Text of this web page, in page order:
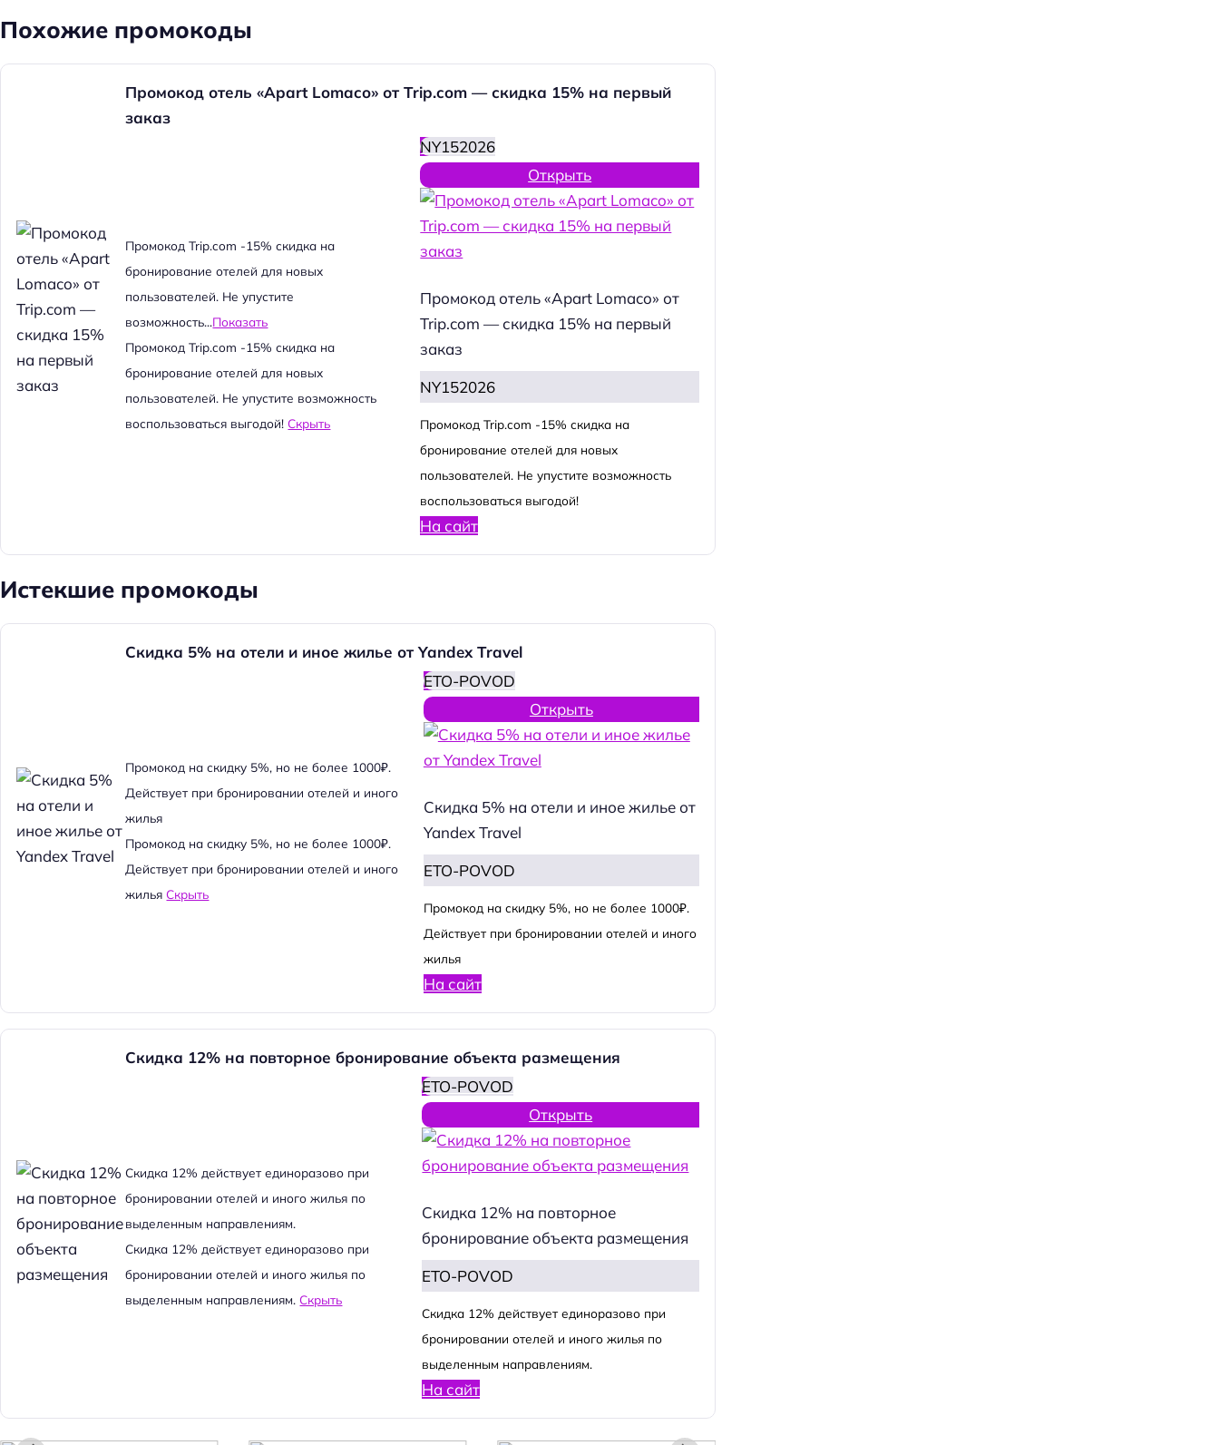
Похожие промокоды
Промокод отель «Apart Lomaco» от Trip.com — скидка 15% на первый
заказ
Промокод Trip.com -15% скидка на
бронирование отелей для новых
пользователей. Не упустите
возможность...Показать
Промокод Trip.com -15% скидка на
бронирование отелей для новых
пользователей. Не упустите возможность
воспользоваться выгодой!Скрыть
NY152026
Открыть
Промокод отель «Apart Lomaco» от
Trip.com — скидка 15% на первый
заказ
NY152026
Промокод Trip.com -15% скидка на
бронирование отелей для новых
пользователей. Не упустите возможность
воспользоваться выгодой!
На сайт
Истекшие промокоды
Скидка 5% на отели и иное жилье от Yandex Travel
Промокод на скидку 5%, но не более 1000₽.
Действует при бронировании отелей и иного
жилья
Промокод на скидку 5%, но не более 1000₽.
Действует при бронировании отелей и иного
жильяСкрыть
ETO-POVOD
Открыть
Скидка 5% на отели и иное жилье от
Yandex Travel
ETO-POVOD
Промокод на скидку 5%, но не более 1000₽.
Действует при бронировании отелей и иного
жилья
На сайт
Скидка 12% на повторное бронирование объекта размещения
Cкидка 12% действует единоразово при
бронировании отелей и иного жилья по
выделенным направлениям.
Cкидка 12% действует единоразово при
бронировании отелей и иного жилья по
выделенным направлениям.Скрыть
ETO-POVOD
Открыть
Скидка 12% на повторное
бронирование объекта размещения
ETO-POVOD
Cкидка 12% действует единоразово при
бронировании отелей и иного жилья по
выделенным направлениям.
На сайт